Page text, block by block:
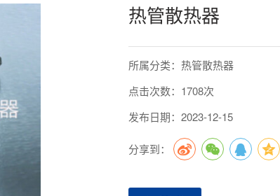
热管散热器
所属分类：热管散热器
点击次数：1708次
发布日期：2023-12-15
分享到：